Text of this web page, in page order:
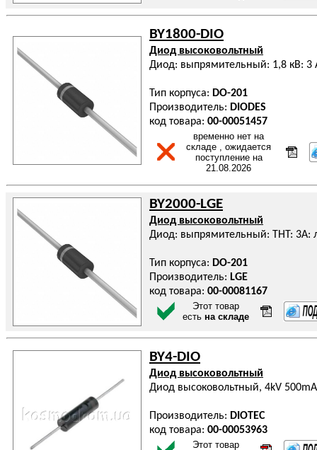
BY1800-DIO
Диод высоковольтный
Диод: выпрямительный: 1,8 кВ: 3
Тип корпуса: DO-201
Производитель: DIODES
код товара: 00-00051457
временно нет на
складе , ожидается
поступление на
21.08.2026
BY2000-LGE
Диод высоковольтный
Диод: выпрямительный: THT: 3А:
Тип корпуса: DO-201
Производитель: LGE
код товара: 00-00081167
Этот товар
есть на складе
BY4-DIO
Диод высоковольтный
Диод высоковольтный, 4kV 500mA
Производитель: DIOTEC
код товара: 00-00053963
Этот товар